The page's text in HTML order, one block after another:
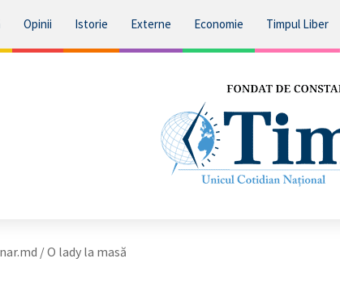
Opinii Istorie Externe Economie Timpul Liber
/O lady la masă